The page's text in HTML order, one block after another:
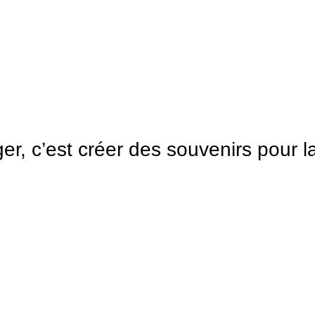
c’est créer des souvenirs pour